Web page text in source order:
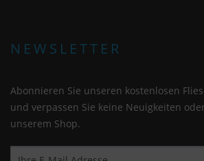
NEWSLETTER
Abonnieren Sie unseren kostenlosen
und verpassen Sie keine Neuigkeiten
unserem Shop.